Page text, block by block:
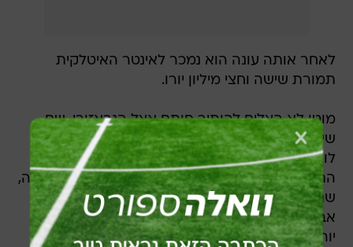
לאחר אותה עונה הוא נמכר לאינטר האיטלקית
תמורת שישה וחצי מיליון יורו.
מוטו לא הצליח להותיר חותם אצל הנראזורי, שם
שיחק עשרה משחקים בלבד ולא כבש. הוא נמכר
לורונה, במדיה שיחק 57 משחקים וכבש 16 שערים.
התחנה השלישית של הרומני באיטליה היתה פארמה,
שם כבש 18 שערים בעונה מצוינת, שגרמה לרומן
אברמוביץ' לפתוח את הכיס ולהוציא עליו 22 מיליון
יורו. לאחר מערכת יחסים בעייתית עם המאמן ז'וז'ה